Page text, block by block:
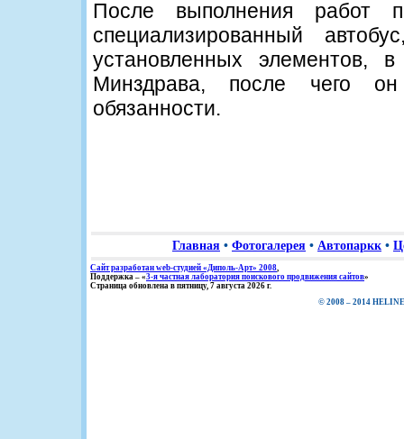
После выполнения работ
специализированный
установленных элементов,
Минздрава, после чего
обязанности.
Главная • Фотогалерея • Автопаркк •
Сайт разработан web-студией «Диполь-Арт» 2008,
Поддержка – «3-я частная лаборатория поискового продвижения сайтов»
Страница обновлена в пятницу, 7 августа 2026 г.
© 2008 – 2014